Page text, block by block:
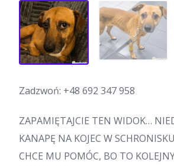
Zadzwoń: +48 692 347 958
ZAPAMIĘTAJCIE TEN WIDOK…
KANAPĘ NA KOJEC W
CHCE MU POMÓC, BO TO